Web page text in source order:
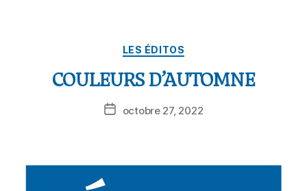
LES ÉDITOS
COULEURS D’AUTOMNE
octobre 27, 2022